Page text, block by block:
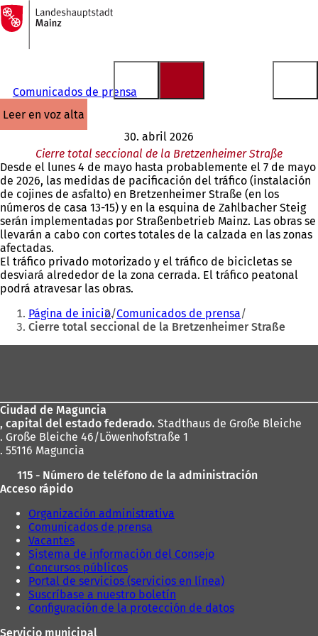
Saltar al contenido
A
la
página
Comunicados de prensa
leer en voz alta
30. abril 2026
Cierre total seccional de la Bretzenheimer Straße
Desde el lunes 4 de mayo hasta probablemente el 7 de mayo
de 2026, las medidas de pacificación del tráfico (instalación
de cojines de asfalto) en Bretzenheimer Straße (en los
números de casa 13-15) y en la esquina de Zahlbacher Steig
serán implementadas por Straßenbetrieb Mainz. Las obras se
llevarán a cabo con cortes totales de la calzada en las zonas
afectadas.
El tráfico privado motorizado y el tráfico de bicicletas se
desviará alrededor de la zona cerrada. El tráfico peatonal
podrá atravesar las obras.
Estás
aquí:
Página de inicio Comunicados de prensa
Cierre total seccional de la Bretzenheimer Straße
pies
Ciudad de Maguncia
, capital del estado federado. Stadthaus de Große Bleiche
. Große Bleiche 46/Löwenhofstraße 1
. 55116 Maguncia
115 - Número de teléfono de la administración
Acceso rápido
Organización administrativa
Comunicados de prensa
Vacantes
Sistema de información del Consejo
Concursos públicos
Portal de servicios (servicios en línea)
Suscríbase a nuestro boletín
Configuración de la protección de datos
Servicio municipal